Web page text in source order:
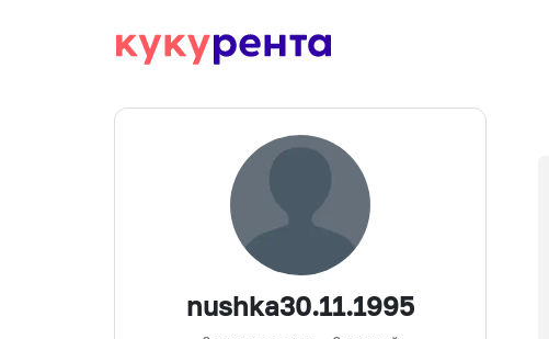
nushka30.11.1995